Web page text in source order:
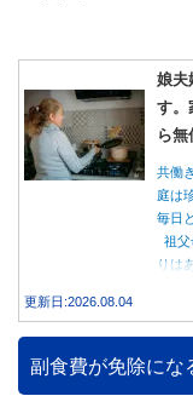
娘夫
す。
ら無
共働
庭は
毎日
祖父
りは
更新日:2026.08.04
副食費が免除にな